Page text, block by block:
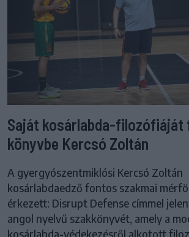
Saját kosárlabda-filozófiáját
könyvbe Kercsó Zoltán
A gyergyószentmiklósi Kercsó Zoltán
kosárlabdaedző fontos szakmai
érkezett: Disrupt Defense címmel
angol nyelvű szakkönyvét, amely a
kosárlabda-védekezésről alkotott